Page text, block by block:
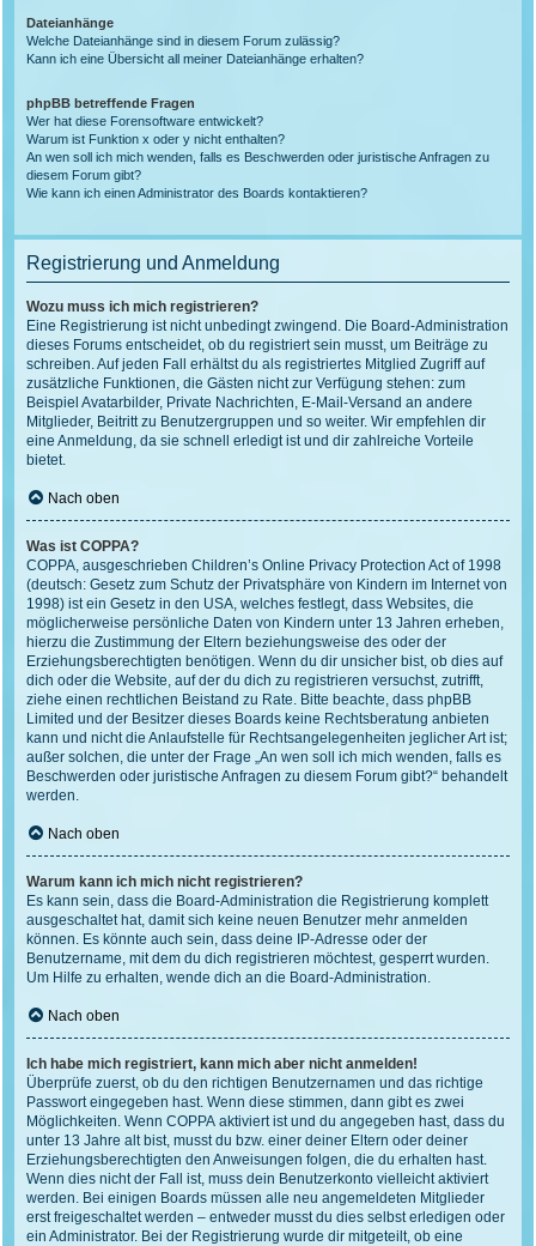
Dateianhänge
Welche Dateianhänge sind in diesem Forum zulässig?
Kann ich eine Übersicht all meiner Dateianhänge erhalten?
phpBB betreffende Fragen
Wer hat diese Forensoftware entwickelt?
Warum ist Funktion x oder y nicht enthalten?
An wen soll ich mich wenden, falls es Beschwerden oder juristische Anfragen zu
diesem Forum gibt?
Wie kann ich einen Administrator des Boards kontaktieren?
Registrierung und Anmeldung
Wozu muss ich mich registrieren?
Eine Registrierung ist nicht unbedingt zwingend. Die Board-Administration
dieses Forums entscheidet, ob du registriert sein musst, um Beiträge zu
schreiben. Auf jeden Fall erhältst du als registriertes Mitglied Zugriff auf
zusätzliche Funktionen, die Gästen nicht zur Verfügung stehen: zum
Beispiel Avatarbilder, Private Nachrichten, E-Mail-Versand an andere
Mitglieder, Beitritt zu Benutzergruppen und so weiter. Wir empfehlen dir
eine Anmeldung, da sie schnell erledigt ist und dir zahlreiche Vorteile
bietet.
Nach oben
Was ist COPPA?
COPPA, ausgeschrieben Children’s Online Privacy Protection Act of 1998
(deutsch: Gesetz zum Schutz der Privatsphäre von Kindern im Internet von
1998) ist ein Gesetz in den USA, welches festlegt, dass Websites, die
möglicherweise persönliche Daten von Kindern unter 13 Jahren erheben,
hierzu die Zustimmung der Eltern beziehungsweise des oder der
Erziehungsberechtigten benötigen. Wenn du dir unsicher bist, ob dies auf
dich oder die Website, auf der du dich zu registrieren versuchst, zutrifft,
ziehe einen rechtlichen Beistand zu Rate. Bitte beachte, dass phpBB
Limited und der Besitzer dieses Boards keine Rechtsberatung anbieten
kann und nicht die Anlaufstelle für Rechtsangelegenheiten jeglicher Art ist;
außer solchen, die unter der Frage „An wen soll ich mich wenden, falls es
Beschwerden oder juristische Anfragen zu diesem Forum gibt?“ behandelt
werden.
Nach oben
Warum kann ich mich nicht registrieren?
Es kann sein, dass die Board-Administration die Registrierung komplett
ausgeschaltet hat, damit sich keine neuen Benutzer mehr anmelden
können. Es könnte auch sein, dass deine IP-Adresse oder der
Benutzername, mit dem du dich registrieren möchtest, gesperrt wurden.
Um Hilfe zu erhalten, wende dich an die Board-Administration.
Nach oben
Ich habe mich registriert, kann mich aber nicht anmelden!
Überprüfe zuerst, ob du den richtigen Benutzernamen und das richtige
Passwort eingegeben hast. Wenn diese stimmen, dann gibt es zwei
Möglichkeiten. Wenn COPPA aktiviert ist und du angegeben hast, dass du
unter 13 Jahre alt bist, musst du bzw. einer deiner Eltern oder deiner
Erziehungsberechtigten den Anweisungen folgen, die du erhalten hast.
Wenn dies nicht der Fall ist, muss dein Benutzerkonto vielleicht aktiviert
werden. Bei einigen Boards müssen alle neu angemeldeten Mitglieder
erst freigeschaltet werden – entweder musst du dies selbst erledigen oder
ein Administrator. Bei der Registrierung wurde dir mitgeteilt, ob eine